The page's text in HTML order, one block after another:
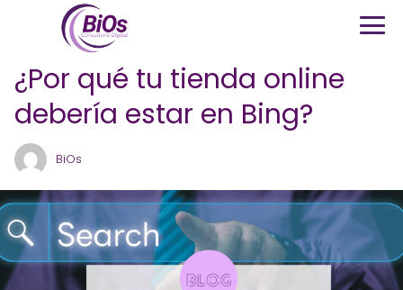
¿Por qué tu tienda online
debería estar en Bing?
BiOs